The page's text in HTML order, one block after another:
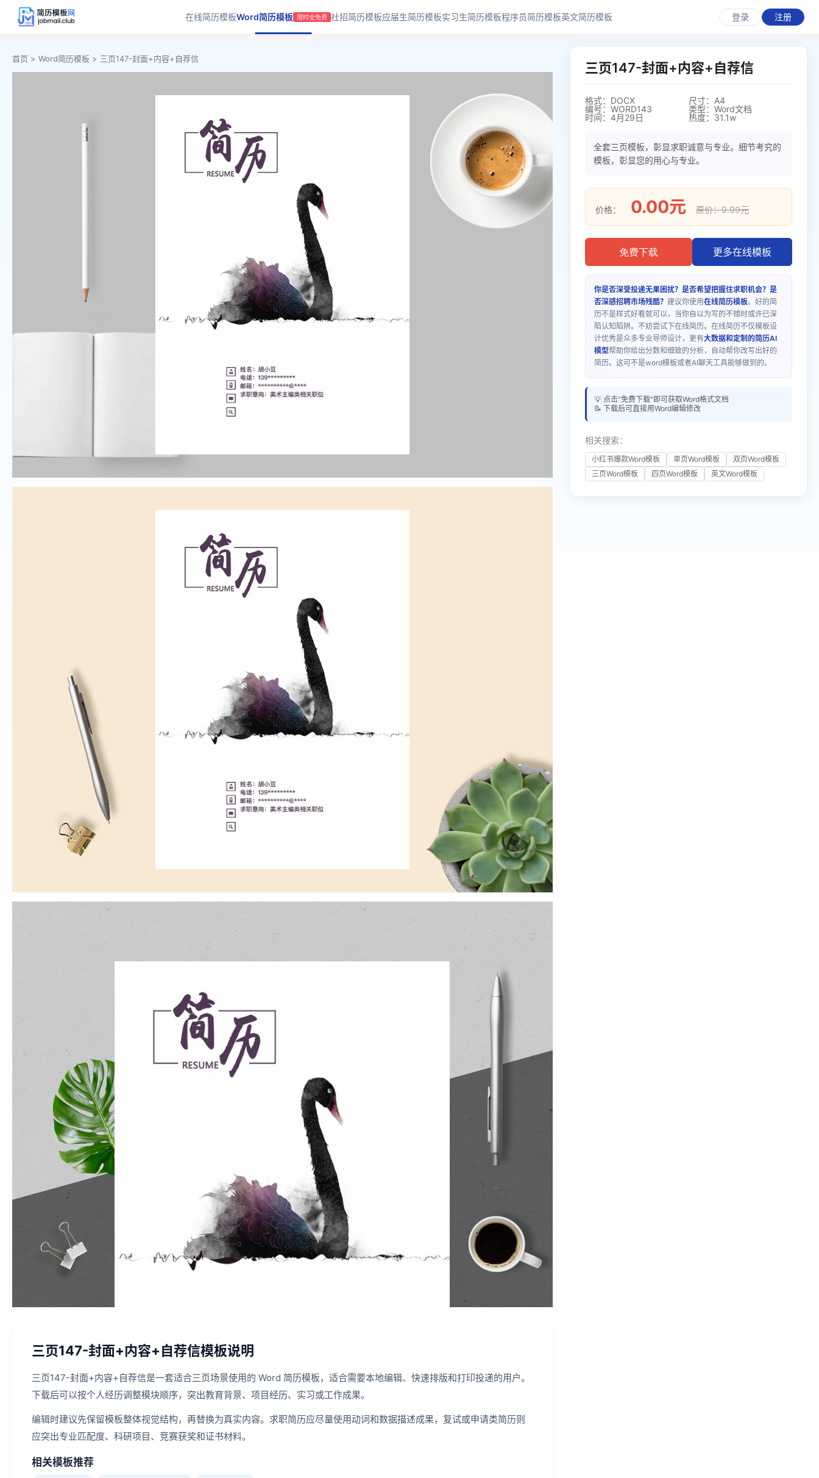
在线简历模板Word简历模板 限时全免费 社招简历模板应届生简历模板实习生简历模板程序员简历模板英文简历模板 登录 注册
首页 > Word简历模板 > 三页147-封面+内容+自荐信
三页147-封面+内容+自荐信模板说明
三页147-封面+内容+自荐信是一套适合三页场景使用的 Word 简历模板，适合需要本地编辑、快速排版和打印投递的用户。
下载后可以按个人经历调整模块顺序，突出教育背景、项目经历、实习或工作成果。
编辑时建议先保留模板整体视觉结构，再替换为真实内容。求职简历应尽量使用动词和数据描述成果，复试或申请类简历则
应突出专业匹配度、科研项目、竞赛获奖和证书材料。
相关模板推荐
三页147-封面+内容+自荐信
格式：DOCX
尺寸：A4
编号：WORD143
类型：Word文档
时间：4月29日
热度：31.1w
全套三页模板，彰显求职诚意与专业。细节考究的
模板，彰显您的用心与专业。
价格： 0.00元 原价：9.99元
免费下载 更多在线模板
你是否深受投递无果困扰？是否希望把握住求职机会？是
否深感招聘市场残酷？ 建议你使用在线简历模板。好的简
历不是样式好看就可以，当你自以为写的不错时或许已深
陷认知陷阱。不妨尝试下在线简历。在线简历不仅模板设
计优秀是众多专业导师设计，更有大数据和定制的简历AI
模型帮助你给出分数和细致的分析，自动帮你改写出好的
简历。这可不是word模板或者AI聊天工具能够做到的。
💡 点击"免费下载"即可获取Word格式文档
📝 下载后可直接用Word编辑修改
相关搜索：
小红书爆款Word模板 单页Word模板
双页Word模板
三页Word模板
四页Word模板 英文Word模板